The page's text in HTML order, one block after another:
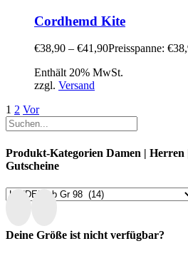
Cordhemd Kite
€38,90 – €41,90Preisspanne:
Enthält 20% MwSt.
zzgl. Versand
1 2 Vor
Produkt-Kategorien Damen | Herren
Gutscheine
Deine Größe ist nicht verfügbar?